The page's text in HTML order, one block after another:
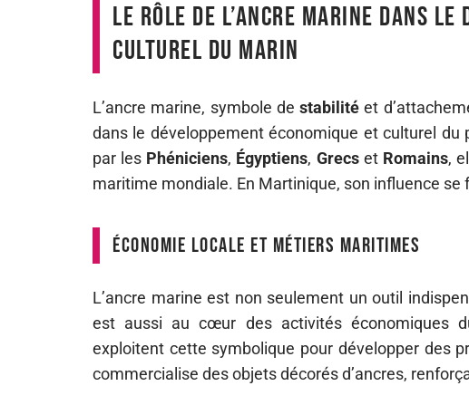
Le rôle de l’ancre marine dans le
culturel du Marin
L’ancre marine, symbole destabilité et
dans le développement économique et culturel
par les Phéniciens, Égyptiens, Grecset Romains,
maritime mondiale. En Martinique, son influence
Économie locale et métiers maritimes
L’ancre marine est non seulement un outil
est aussi au cœur des activités économiques
exploitent cette symbolique pour développer des
commercialise des objets décorés d’ancres,